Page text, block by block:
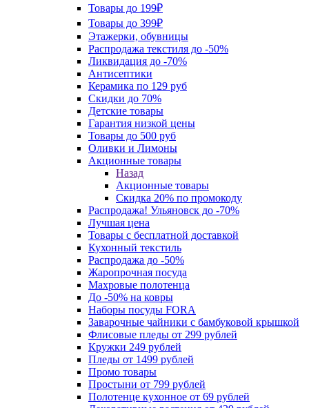
Товары до 199₽
Товары до 399₽
Этажерки, обувницы
Распродажа текстиля до -50%
Ликвидация до -70%
Антисептики
Керамика по 129 руб
Скидки до 70%
Детские товары
Гарантия низкой цены
Товары до 500 руб
Оливки и Лимоны
Акционные товары
Назад
Акционные товары
Скидка 20% по промокоду
Распродажа! Ульяновск до -70%
Лучшая цена
Товары с бесплатной доставкой
Кухонный текстиль
Распродажа до -50%
Жаропрочная посуда
Махровые полотенца
До -50% на ковры
Наборы посуды FORA
Заварочные чайники с бамбуковой крышкой
Флисовые пледы от 299 рублей
Кружки 249 рублей
Пледы от 1499 рублей
Промо товары
Простыни от 799 рублей
Полотенце кухонное от 69 рублей